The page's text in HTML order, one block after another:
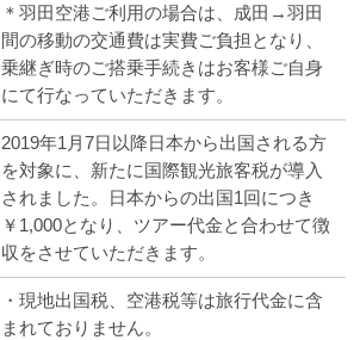
＊羽田空港ご利用の場合は、成田→羽田
間の移動の交通費は実費ご負担となり、
乗継ぎ時のご搭乗手続きはお客様ご自身
にて行なっていただきます。
2019年1月7日以降日本から出国される方
を対象に、新たに国際観光旅客税が導入
されました。日本からの出国1回につき
￥1,000となり、ツアー代金と合わせて徴
収をさせていただきます。
・現地出国税、空港税等は旅行代金に含
まれておりません。